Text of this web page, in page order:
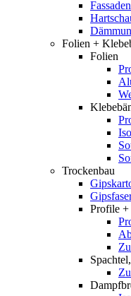
Folien +
Folien
Trockenbau
Profile +